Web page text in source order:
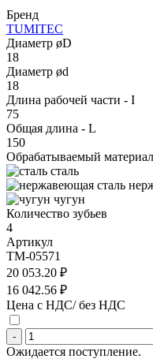
Бренд
TUMITEC
Диаметр øD
18
Диаметр ød
18
Длина рабочей части - I
75
Общая длина - L
150
Обрабатываемый материал
сталь
чугун
Количество зубьев
4
Артикул
TM-05571
20 053.20 ₽
16 042.56 ₽
Цена с НДС/ без НДС
-
Ожидается поступление.